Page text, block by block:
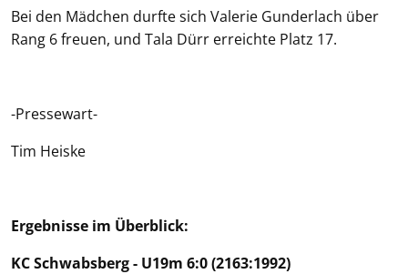
Bei den Mädchen durfte sich Valerie Gunderlach über
Rang 6 freuen, und Tala Dürr erreichte Platz 17.
-Pressewart-
Tim Heiske
Ergebnisse im Überblick:
KC Schwabsberg - U19m 6:0 (2163:1992)